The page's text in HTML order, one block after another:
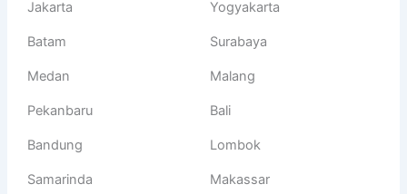
Jakarta Yogyakarta
Batam Surabaya
Medan Malang
Pekanbaru Bali
Bandung Lombok
Samarinda Makassar